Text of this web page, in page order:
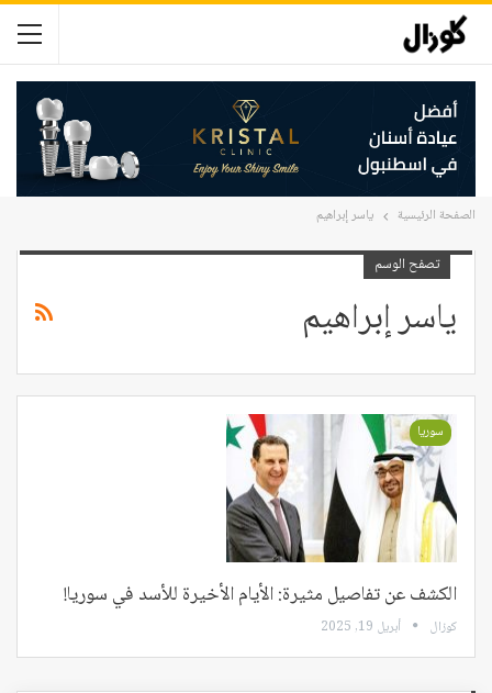
الصفحة الرئيسية ياسر إبراهيم
تصفح الوسم
ياسر إبراهيم
سوريا
الكشف عن تفاصيل مثيرة: الأيام الأخيرة للأسد في سوريا!
كوزال أبريل 19, 2025